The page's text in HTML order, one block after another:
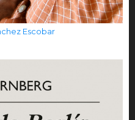
Escobar